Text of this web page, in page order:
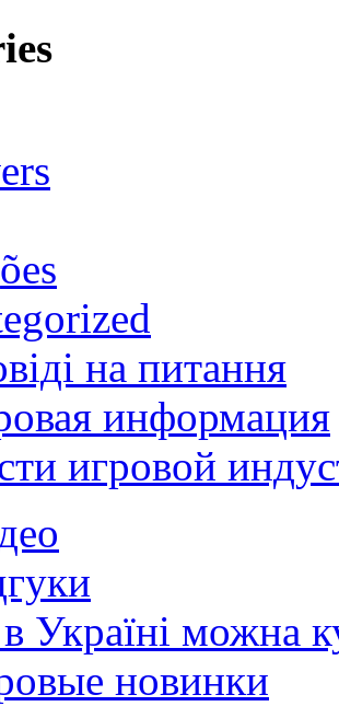
на питання
информация
игровой
Україні можна
новинки